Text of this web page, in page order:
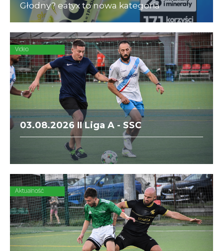
Głodny? eatyx to nowa kategoria
Hyperfood®, czyli pełnowartościowych
posiłków w różnych postaciach,
mogących zastąpić dowolne danie w
ciągu dnia
Video
03.08.2026 II Liga A - SSC
Internazionale vs. Especto
Aktualność